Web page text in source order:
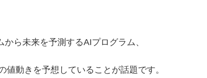
ら未来を予測するAIプログラム、
値動きを予想していることが話題です。